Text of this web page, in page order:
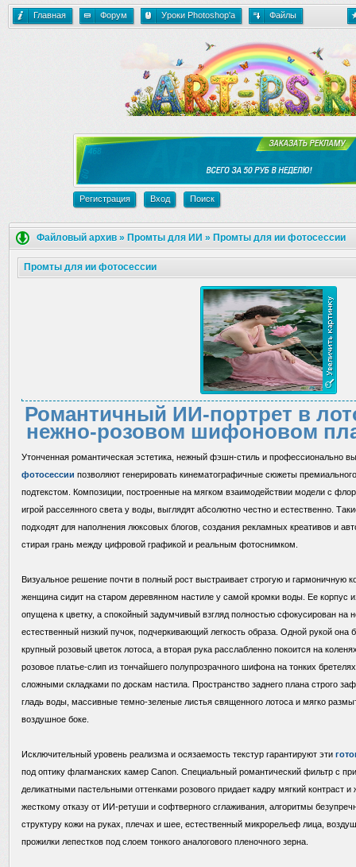
Главная Форум Уроки Photoshop'a Файлы
Регистрация Вход Поиск
Файловый архив » Промты для ИИ » Промты для ии фотосессии
Промты для ии фотосессии
Романтичный ИИ-портрет в
нежно-розовом шифоновом
Утонченная романтическая эстетика, нежный фэшн-стиль и профессионально
фотосессии позволяют генерировать кинематографичные сюжеты
подтекстом. Композиции, построенные на мягком взаимодействии модели с
игрой рассеянного света у воды, выглядят абсолютно честно и естественно.
подходят для наполнения люксовых блогов, создания рекламных креативов и
стирая грань между цифровой графикой и реальным фотоснимком.
Визуальное решение почти в полный рост выстраивает строгую и гармоничную
женщина сидит на старом деревянном настиле у самой кромки воды. Ее корпус
опущена к цветку, а спокойный задумчивый взгляд полностью сфокусирован
естественный низкий пучок, подчеркивающий легкость образа. Одной рукой она
крупный розовый цветок лотоса, а вторая рука расслабленно покоится на
розовое платье-слип из тончайшего полупрозрачного шифона на тонких
сложными складками по доскам настила. Пространство заднего плана строго
гладь воды, массивные темно-зеленые листья священного лотоса и мягко
воздушное боке.
Исключительный уровень реализма и осязаемость текстур гарантируют эти
под оптику флагманских камер Canon. Специальный романтический фильтр с
деликатными пастельными оттенками розового придает кадру мягкий контраст
жесткому отказу от ИИ-ретуши и софтверного сглаживания, алгоритмы
структуру кожи на руках, плечах и шее, естественный микрорельеф лица,
прожилки лепестков под слоем тонкого аналогового пленочного зерна.